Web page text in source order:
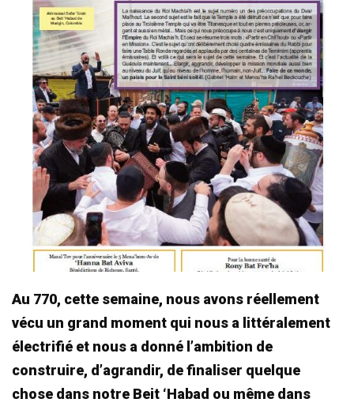
Au 770, cette semaine, nous avons réellement
vécu un grand moment qui nous a littéralement
électrifié et nous a donné l’ambition de
construire, d’agrandir, de finaliser quelque
chose dans notre Beit ‘Habad ou même dans